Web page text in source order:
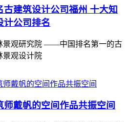
古建筑设计公司福州 十大知
计公司排名
景观研究院 ——中国排名第一的古
景观设计院
师戴帆的空间作品共振空间